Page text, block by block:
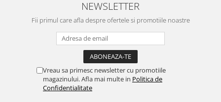
NEWSLETTER
Fii primul care afla despre ofertele si promotiile noastre
Vreau sa primesc newsletter cu promotiile
magazinului. Afla mai multe in Politica de
Confidentialitate